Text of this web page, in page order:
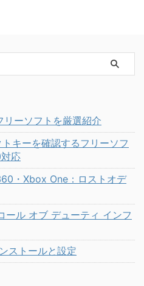
ーソフトを厳選紹介
キーを確認するフリーソフ
応
・Xbox One：ロストオデ
ール オブ デューティ インフ
ストールと設定